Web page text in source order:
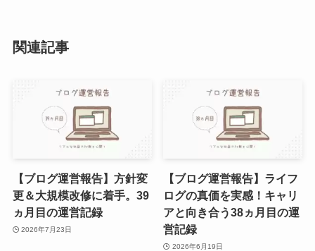
関連記事
【ブログ運営報告】方針変
更＆大規模改修に着手。39
ヵ月目の運営記録
2026年7月23日
【ブログ運営報告】ライフ
ログの真価を実感！キャリ
アと向き合う38ヵ月目の運
営記録
2026年6月19日